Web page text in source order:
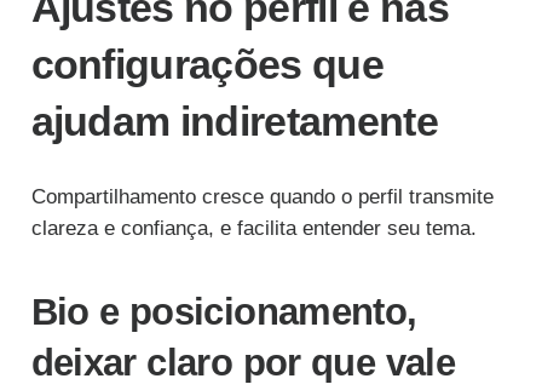
configurações que
ajudam indiretamente
Compartilhamento cresce quando o perfil transmite
clareza e confiança, e facilita entender seu tema.
Bio e posicionamento,
deixar claro por que vale